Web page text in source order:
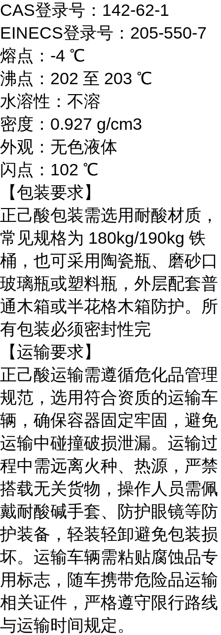
CAS登录号：142-62-1
EINECS登录号：205-550-7
熔点：-4 ℃
沸点：202 至 203 ℃
水溶性：不溶
密度：0.927 g/cm3
外观：无色液体
闪点：102 ℃
【包装要求】
正己酸包装需选用耐酸材质，
常见规格为 180kg/190kg 铁
桶，也可采用陶瓷瓶、磨砂口
玻璃瓶或塑料瓶，外层配套普
通木箱或半花格木箱防护。所
有包装必须密封性完
【运输要求】
正己酸运输需遵循危化品管理
规范，选用符合资质的运输车
辆，确保容器固定牢固，避免
运输中碰撞破损泄漏。运输过
程中需远离火种、热源，严禁
搭载无关货物，操作人员需佩
戴耐酸碱手套、防护眼镜等防
护装备，轻装轻卸避免包装损
坏。运输车辆需粘贴腐蚀品专
用标志，随车携带危险品运输
相关证件，严格遵守限行路线
与运输时间规定。